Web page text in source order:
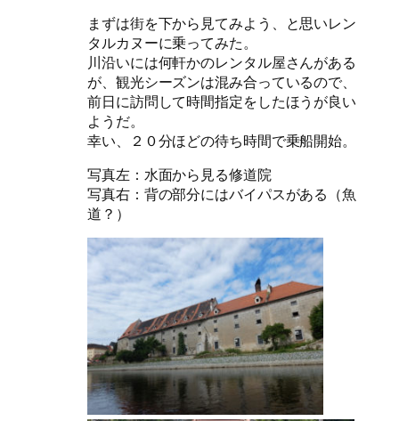
まずは街を下から見てみよう、と思いレン
タルカヌーに乗ってみた。
川沿いには何軒かのレンタル屋さんがある
が、観光シーズンは混み合っているので、
前日に訪問して時間指定をしたほうが良い
ようだ。
幸い、２０分ほどの待ち時間で乗船開始。
写真左：水面から見る修道院
写真右：背の部分にはバイパスがある（魚
道？）